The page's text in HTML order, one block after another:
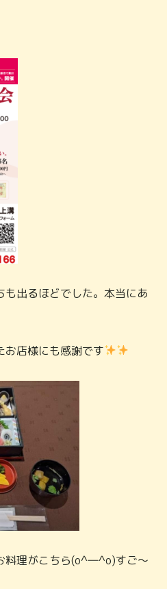
出るほどでした。本当にあ
お店様にも感謝です
料理がこちら(o^―^o)すご～